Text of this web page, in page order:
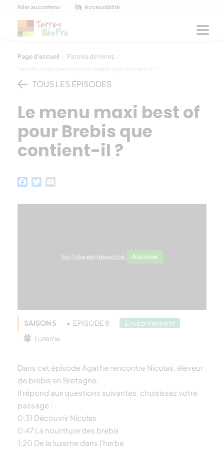
Panneau de gestion des cookies
Aller au contenu Accessibilité
Page d'accueil / Paroles de terres /
Le menu maxi best of pour Brebis que contient-il ?
TOUS LES ÉPISODES
Le menu maxi best of
pour Brebis que
contient-il ?
Facebook
Twitter
YouTube est désactivé. Autoriser
SAISON 5 EPISODE 8
Environnement
Luzerne
Dans cet épisode Agathe rencontre Nicolas, éleveur
de brebis en Bretagne.
Il répond aux questions suivantes, choisissez votre
passage :
0:31 Découvrir Nicolas
0:47 La nourriture des brebis
1:20 De la luzerne dans l’herbe